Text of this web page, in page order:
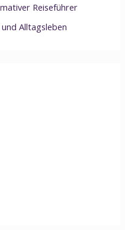
Reiseführer
Alltagsleben